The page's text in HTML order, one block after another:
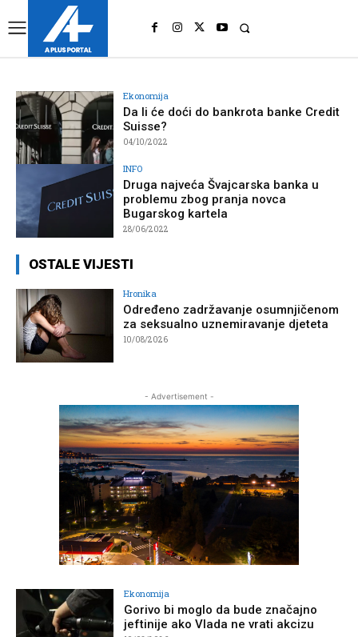
Ekonomija
Da li će doći do bankrota banke Credit
Suisse?
04/10/2022
INFO
Druga najveća Švajcarska banka u
problemu zbog pranja novca
Bugarskog kartela
28/06/2022
OSTALE VIJESTI
Hronika
Određeno zadržavanje osumnjičenom
za seksualno uznemiravanje djeteta
10/08/2026
- Advertisement -
Ekonomija
Gorivo bi moglo da bude značajno
jeftinije ako Vlada ne vrati akcizu